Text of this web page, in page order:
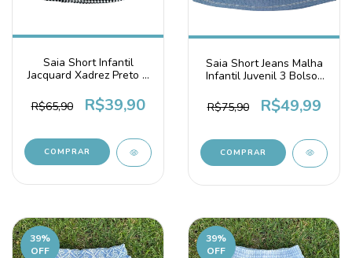
Saia Short Infantil
Jacquard Xadrez Preto e
R$65,90
R$39,90
COMPRAR
Saia Short Jeans Malha
Infantil Juvenil 3 Bolsos
R$75,90
R$49,99
COMPRAR
39%
OFF
39%
OFF